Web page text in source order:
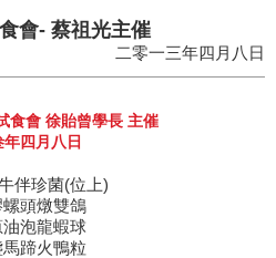
會- 蔡祖光主催
二零一三年四月八日
食會 徐貽曾學長 主催
年四月八日
伴珍菌(位上)
頭燉雙鴿
泡龍蝦球
蹄火鴨粒